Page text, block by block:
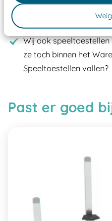
certificering,
Wij ook
ze toch binnen het
Speeltoestellen vallen?
Past er goed